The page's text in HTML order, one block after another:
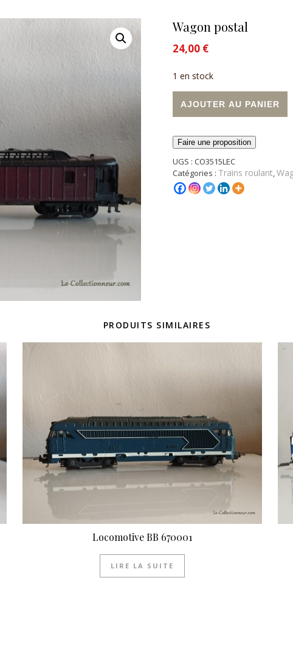
Wagon postal
24,00 €
1 en stock
AJOUTER AU PANIER
Faire une proposition
UGS : CO3515LEC
Catégories : Trains roulant,
PRODUITS SIMILAIRES
Locomotive BB 670001
LIRE LA SUITE